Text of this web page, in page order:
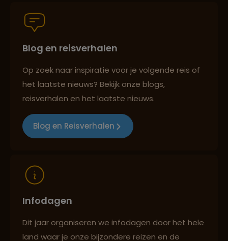
Persoonlijk en deskundig reisadvies
Best beoordeelde reisroutes
Blog en reisverhalen
Op zoek naar inspiratie voor je volgende reis of
het laatste nieuws? Bekijk onze blogs,
reisverhalen en het laatste nieuws.
Blog en Reisverhalen
Infodagen
Dit jaar organiseren we infodagen door het hele
land waar je onze bijzondere reizen en de